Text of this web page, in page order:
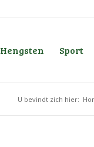
Hengsten Sport
U bevindt zich hier: